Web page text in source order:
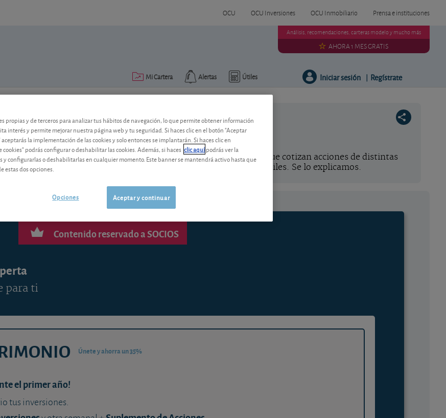
OCU OCU Inversiones OCU Inmobiliario Prensa e instituciones
Útiles
Alertas
Mi Cartera
Análisis, recomendaciones, carteras modelo y mucho más
AHORA 1 MES GRATIS
Iniciar sesión | Regístrate
3 min.
Bolsas chinas, ¡menudo lío!
China cuenta con varios mercados bursátiles en los que cotizan acciones de distintas
clases. Nosotros seguimos cinco de sus índices bursátiles. Se lo explicamos.
Contenido reservado a SOCIOS
para ti
Únete y ahorra un 35%
el primer año!
tus inversiones.
propias y de terceros para analizar tus hábitos de navegación, lo que permite obtener información
interés y permite mejorar nuestra página web y tu seguridad. Si haces clic en el botón "Aceptar
la implementación de las cookies y solo entonces se implantarán. Si haces clic en
podrás configurar o deshabilitar las cookies. Además, si haces clic aquípodrás ver la
y configurarlas o deshabilitarlas en cualquier momento. Este banner se mantendrá activo hasta que
estas dos opciones.
Aceptar y continuar
Opciones